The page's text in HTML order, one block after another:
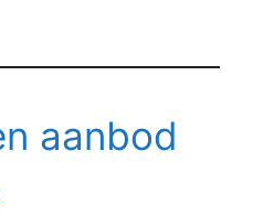
aanbod